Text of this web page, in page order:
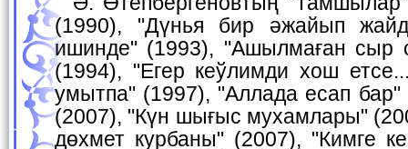
(1990), "Дүнья бир әжайып
ишинде" (1993), "Ашылмаған сыр
(1994), "Егер кеўлимди хош
умытпа" (1997), "Аллада есап
(2007), "Күн шығыс мухамлары"
дөхмет курбаны" (2007), "Кимге